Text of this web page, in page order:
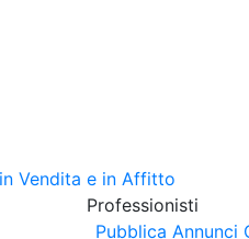
Professionisti
Pubblica Annunci